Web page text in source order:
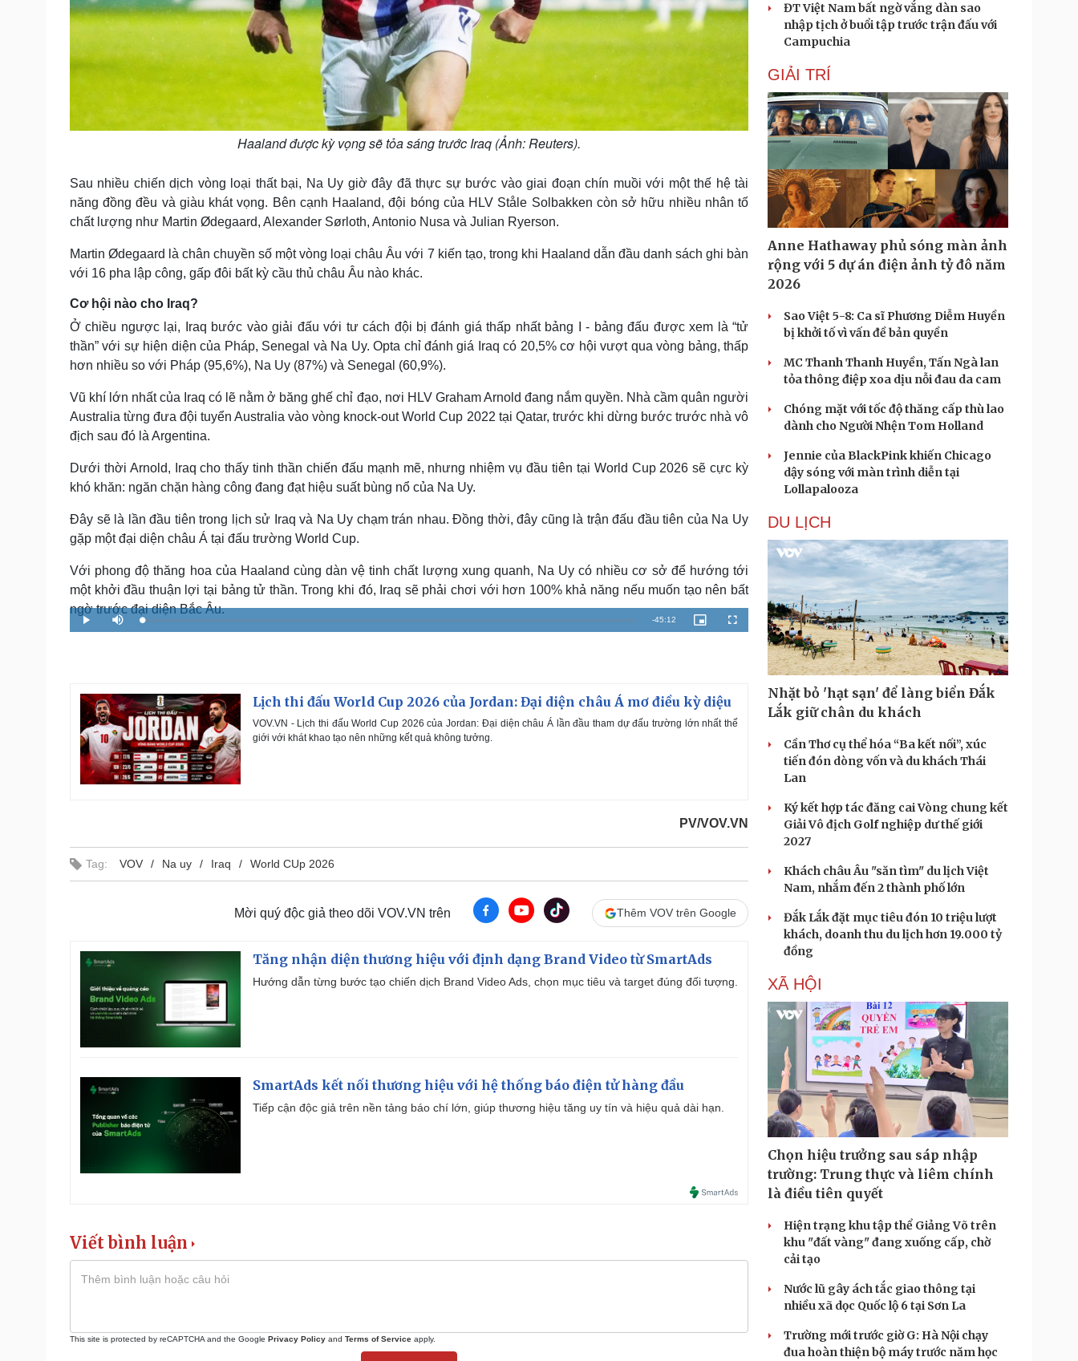
Haaland được kỳ vọng sẽ tỏa sáng trước Iraq (Ảnh: Reuters).
Sau nhiều chiến dịch vòng loại thất bại, Na Uy giờ đây đã thực sự bước vào giai đoạn chín muồi với một thế hệ tài
năng đồng đều và giàu khát vọng. Bên cạnh Haaland, đội bóng của HLV Ståle Solbakken còn sở hữu nhiều nhân tố
chất lượng như Martin Ødegaard, Alexander Sørloth, Antonio Nusa và Julian Ryerson.
Martin Ødegaard là chân chuyền số một vòng loại châu Âu với 7 kiến tạo, trong khi Haaland dẫn đầu danh sách ghi bàn
với 16 pha lập công, gấp đôi bất kỳ cầu thủ châu Âu nào khác.
Cơ hội nào cho Iraq?
Ở chiều ngược lại, Iraq bước vào giải đấu với tư cách đội bị đánh giá thấp nhất bảng I - bảng đấu được xem là “tử
thần” với sự hiện diện của Pháp, Senegal và Na Uy. Opta chỉ đánh giá Iraq có 20,5% cơ hội vượt qua vòng bảng, thấp
hơn nhiều so với Pháp (95,6%), Na Uy (87%) và Senegal (60,9%).
Vũ khí lớn nhất của Iraq có lẽ nằm ở băng ghế chỉ đạo, nơi HLV Graham Arnold đang nắm quyền. Nhà cầm quân người
Australia từng đưa đội tuyển Australia vào vòng knock-out World Cup 2022 tại Qatar, trước khi dừng bước trước nhà vô
địch sau đó là Argentina.
Dưới thời Arnold, Iraq cho thấy tinh thần chiến đấu mạnh mẽ, nhưng nhiệm vụ đầu tiên tại World Cup 2026 sẽ cực kỳ
khó khăn: ngăn chặn hàng công đang đạt hiệu suất bùng nổ của Na Uy.
Đây sẽ là lần đầu tiên trong lịch sử Iraq và Na Uy chạm trán nhau. Đồng thời, đây cũng là trận đấu đầu tiên của Na Uy
gặp một đại diện châu Á tại đấu trường World Cup.
Với phong độ thăng hoa của Haaland cùng dàn vệ tinh chất lượng xung quanh, Na Uy có nhiều cơ sở để hướng tới
một khởi đầu thuận lợi tại bảng tử thần. Trong khi đó, Iraq sẽ phải chơi với hơn 100% khả năng nếu muốn tạo nên bất
ngờ trước đại diện Bắc Âu.
P
l
M
u
L
o
1
8
%
R
m
e
-45:12
P
i
c
F
u
Lịch thi đấu World Cup 2026 của Jordan: Đại diện châu Á mơ điều kỳ diệu
VOV.VN - Lịch thi đấu World Cup 2026 của Jordan: Đại diện châu Á lần đầu tham dự đấu trường lớn nhất thế
giới với khát khao tạo nên những kết quả không tưởng.
PV/VOV.VN
Tag: VOV Na uy Iraq World CUp 2026
Mời quý độc giả theo dõi VOV.VN trên Thêm VOV trên Google
Tăng nhận diện thương hiệu với định dạng Brand Video từ SmartAds
Hướng dẫn từng bước tạo chiến dịch Brand Video Ads, chọn mục tiêu và target đúng đối tượng.
SmartAds kết nối thương hiệu với hệ thống báo điện tử hàng đầu
Tiếp cận độc giả trên nền tảng báo chí lớn, giúp thương hiệu tăng uy tín và hiệu quả dài hạn.
Viết bình luận
This site is protected by reCAPTCHA and the Google Privacy Policy and Terms of Service apply.
ĐT Việt Nam bất ngờ vắng dàn sao
nhập tịch ở buổi tập trước trận đấu với
Campuchia
GIẢI TRÍ
Anne Hathaway phủ sóng màn ảnh
rộng với 5 dự án điện ảnh tỷ đô năm
2026
Sao Việt 5-8: Ca sĩ Phương Diễm Huyền
bị khởi tố vì vấn đề bản quyền
MC Thanh Thanh Huyền, Tấn Ngà lan
tỏa thông điệp xoa dịu nỗi đau da cam
Chóng mặt với tốc độ thăng cấp thù lao
dành cho Người Nhện Tom Holland
Jennie của BlackPink khiến Chicago
dậy sóng với màn trình diễn tại
Lollapalooza
DU LỊCH
Nhặt bỏ 'hạt sạn' để làng biển Đắk
Lắk giữ chân du khách
Cần Thơ cụ thể hóa “Ba kết nối”, xúc
tiến đón dòng vốn và du khách Thái
Lan
Ký kết hợp tác đăng cai Vòng chung kết
Giải Vô địch Golf nghiệp dư thế giới
2027
Khách châu Âu "săn tìm" du lịch Việt
Nam, nhắm đến 2 thành phố lớn
Đắk Lắk đặt mục tiêu đón 10 triệu lượt
khách, doanh thu du lịch hơn 19.000 tỷ
đồng
XÃ HỘI
Chọn hiệu trưởng sau sáp nhập
trường: Trung thực và liêm chính
là điều tiên quyết
Hiện trạng khu tập thể Giảng Võ trên
khu "đất vàng" đang xuống cấp, chờ
cải tạo
Nước lũ gây ách tắc giao thông tại
nhiều xã dọc Quốc lộ 6 tại Sơn La
Trường mới trước giờ G: Hà Nội chạy
đua hoàn thiện bộ máy trước năm học